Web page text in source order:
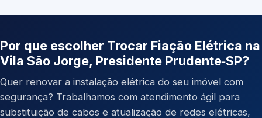
Por que escolher Trocar Fiação Elétrica na
Vila São Jorge, Presidente Prudente‑SP?
Quer renovar a instalação elétrica do seu imóvel com
segurança? Trabalhamos com atendimento ágil para
substituição de cabos e atualização de redes elétricas,